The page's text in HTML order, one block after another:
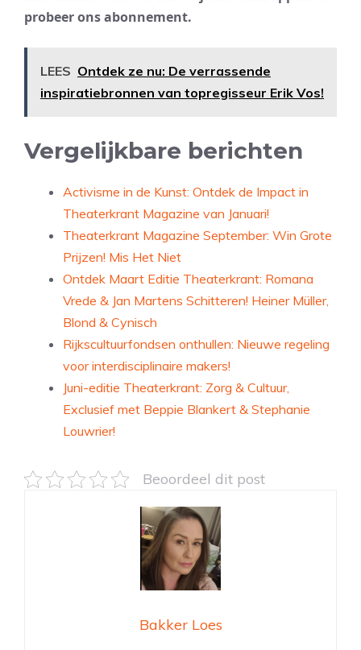
probeer ons abonnement.
LEES Ontdek ze nu: De verrassende
inspiratiebronnen van topregisseur Erik Vos!
Vergelijkbare berichten
Activisme in de Kunst: Ontdek de Impact in
Theaterkrant Magazine van Januari!
Theaterkrant Magazine September: Win Grote
Prijzen! Mis Het Niet
Ontdek Maart Editie Theaterkrant: Romana
Vrede & Jan Martens Schitteren! Heiner Müller,
Blond & Cynisch
Rijkscultuurfondsen onthullen: Nieuwe regeling
voor interdisciplinaire makers!
Juni-editie Theaterkrant: Zorg & Cultuur,
Exclusief met Beppie Blankert & Stephanie
Louwrier!
Beoordeel dit post
Bakker Loes